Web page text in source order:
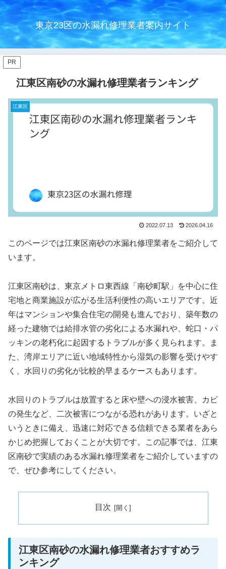
東京23区の水漏れ修理業者案内サイト
PR
江東区南砂の水漏れ修理業者ランキング
江東区
2022.07.13 2026.04.16
このページでは江東区南砂の水漏れ修理業者をご紹介して
います。
江東区南砂は、東京メトロ東西線「南砂町駅」を中心に住
宅地と商業施設が広がる生活利便性の高いエリアです。近
年はマンションや集合住宅の開発も進んでおり、築年数の
経った建物では給排水管の劣化による水漏れや、蛇口・パ
ッキンの老朽化に起因するトラブルが多く見られます。ま
た、湾岸エリアに近い地域特性から湿気の影響を受けやす
く、水回りの劣化が比較的早まるケースもあります。
水回りのトラブルは放置すると床や壁への浸水被害、カビ
の発生など、二次被害につながる恐れがあります。いざと
いうときに備え、迅速に対応できる信頼できる業者をあら
かじめ把握しておくことが大切です。この記事では、江東
区南砂で実績のある水漏れ修理業者をご紹介していますの
で、ぜひ参考にしてください。
目次
江東区南砂の水漏れ修理業者おすすめラ
ンキング